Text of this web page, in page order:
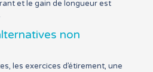
et le gain de longueur est
non
les exercices d’étirement, une